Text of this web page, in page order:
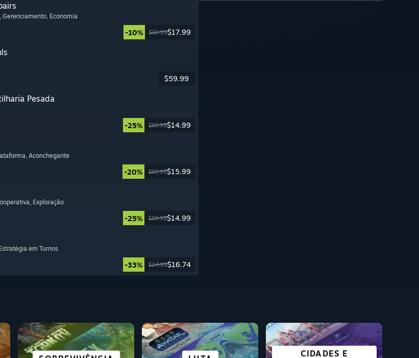
, Gerenciamento, Economia
-10% $19.99$17.99
$59.99
Pesada
-25% $19.99$14.99
, Aconchegante
-20% $19.99$15.99
, Exploração
-25% $19.99$14.99
em Turnos
-33% $24.99$16.74
CIDADES E